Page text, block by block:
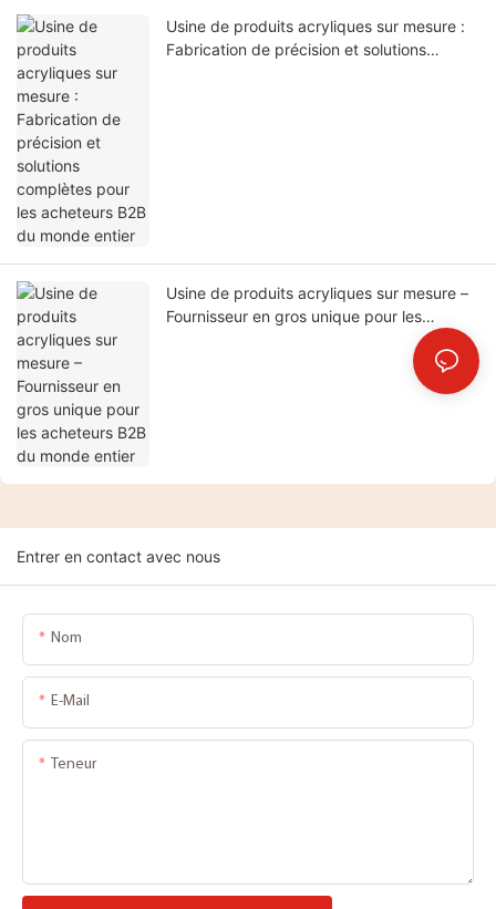
Usine de produits acryliques sur mesure :
Fabrication de précision et solutions
Usine de produits acryliques sur mesure –
Fournisseur en gros unique pour les
Entrer en contact avec nous
Nom
E-Mail
Teneur